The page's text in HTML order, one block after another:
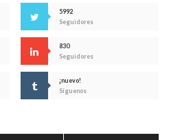
5992
Seguidores
830
Seguidores
¡nuevo!
Síguenos